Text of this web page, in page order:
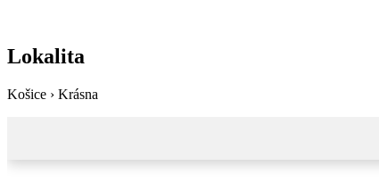
Lokalita
Košice › Krásna